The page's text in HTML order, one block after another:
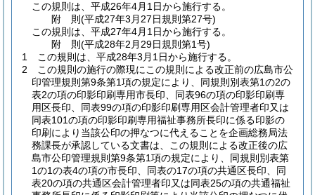
この規則は、平成26年4月1日から施行する。
附 則(平成27年3月27日規則第27号)
この規則は、平成27年4月1日から施行する。
附 則(平成28年2月29日規則第1号)
1
この規則は、平成28年3月1日から施行する。
2
この規則の施行の際現にこの規則による改正前の広島市公
印管理規則第9条第1項の規定により、同規則別表第1の2の
表2の項の印影印刷専用市長印、同表96の項の印影印刷専
用区長印、同表99の項の印影印刷専用区会計管理者印又は
同表101の項の印影印刷専用福祉事務所長印に係る印影の
印刷により当該公印の押なつに代えることを企画総務局法
務課長が承認している文書は、この規則による改正後の広
島市公印管理規則第9条第1項の規定により、同規則別表第
1の1の表4の項の市長印、同表の17の項の共通区長印、同
表20の項の共通区会計管理者印又は同表25の項の共通福祉